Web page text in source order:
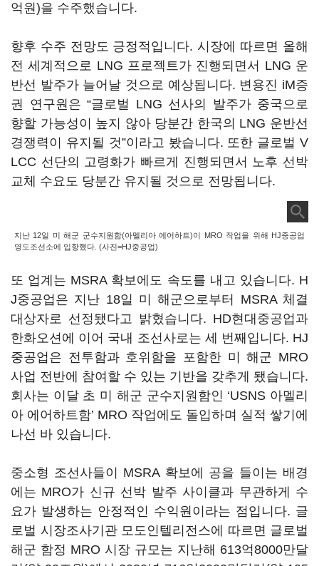
억원)을 수주했습니다.
향후 수주 전망도 긍정적입니다. 시장에 따르면 올해
전 세계적으로 LNG 프로젝트가 진행되면서 LNG 운
반선 발주가 늘어날 것으로 예상됩니다. 변용진 iM증
권 연구원은 “글로벌 LNG 선사의 발주가 중국으로
향할 가능성이 높지 않아 당분간 한국의 LNG 운반선
경쟁력이 유지될 것”이라고 봤습니다. 또한 글로벌 V
LCC 선단의 고령화가 빠르게 진행되면서 노후 선박
교체 수요도 당분간 유지될 것으로 전망됩니다.
지난 12일 미 해군 군수지원함(아멜리아 에어하트)이 MRO 작업을 위해 HJ중공업
영도조선소에 입항했다. (사진=HJ중공업)
또 업계는 MSRA 확보에도 속도를 내고 있습니다. H
J중공업은 지난 18일 미 해군으로부터 MSRA 체결
대상자로 선정됐다고 밝혔습니다. HD현대중공업과
한화오션에 이어 국내 조선사로는 세 번째입니다. HJ
중공업은 전투함과 호위함을 포함한 미 해군 MRO
사업 전반에 참여할 수 있는 기반을 갖추게 됐습니다.
회사는 이달 초 미 해군 군수지원함인 ‘USNS 아멜리
아 에어하트함’ MRO 작업에도 돌입하며 실적 쌓기에
나선 바 있습니다.
중소형 조선사들이 MSRA 확보에 공을 들이는 배경
에는 MRO가 신규 선박 발주 사이클과 무관하게 수
요가 발생하는 안정적인 수익원이라는 점입니다. 글
로벌 시장조사기관 모도인텔리전스에 따르면 글로벌
해군 함정 MRO 시장 규모는 지난해 613억8000만달